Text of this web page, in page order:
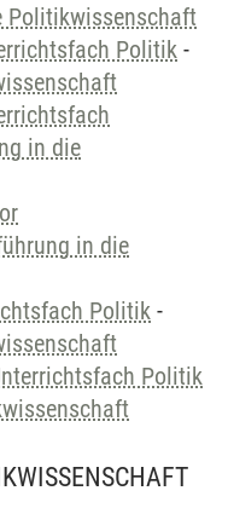
Politikwissenschaft
Politik -
in die
in die
Politik -
Politik